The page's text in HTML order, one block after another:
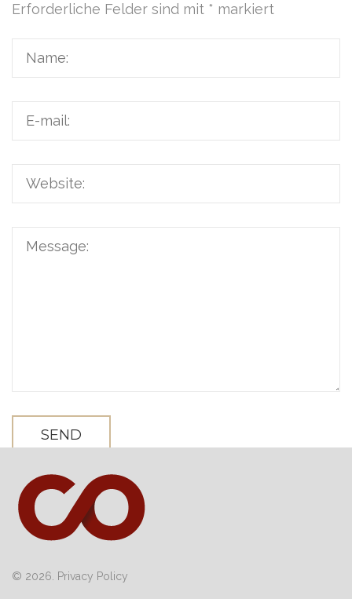
Erforderliche Felder sind mit * markiert
© 2026. Privacy Policy